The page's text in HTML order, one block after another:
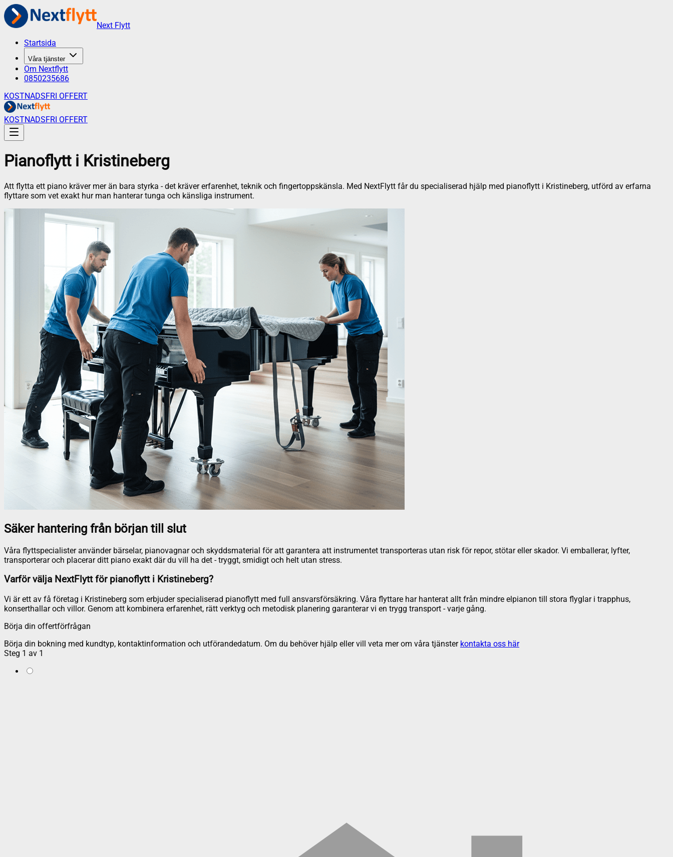
Next Flytt
Startsida
Våra tjänster
Om Nextflytt
0850235686
KOSTNADSFRI OFFERT
KOSTNADSFRI OFFERT
Pianoflytt i Kristineberg
Att flytta ett piano kräver mer än bara styrka - det kräver erfarenhet, teknik och fingertoppskänsla. Med NextFlytt får du specialiserad hjälp med pianoflytt i Kristineberg, utförd av erfarna
flyttare som vet exakt hur man hanterar tunga och känsliga instrument.
Säker hantering från början till slut
Våra flyttspecialister använder bärselar, pianovagnar och skyddsmaterial för att garantera att instrumentet transporteras utan risk för repor, stötar eller skador. Vi emballerar, lyfter,
transporterar och placerar ditt piano exakt där du vill ha det - tryggt, smidigt och helt utan stress.
Varför välja NextFlytt för pianoflytt i Kristineberg?
Vi är ett av få företag i Kristineberg som erbjuder specialiserad pianoflytt med full ansvarsförsäkring. Våra flyttare har hanterat allt från mindre elpianon till stora flyglar i trapphus,
konserthallar och villor. Genom att kombinera erfarenhet, rätt verktyg och metodisk planering garanterar vi en trygg transport - varje gång.
Börja din offertförfrågan
Börja din bokning med kundtyp, kontaktinformation och utförandedatum. Om du behöver hjälp eller vill veta mer om våra tjänster kontakta oss här
Steg 1 av 1